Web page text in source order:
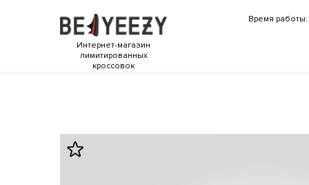
Интернет-магазин
лимитированных
кроссовок
Время